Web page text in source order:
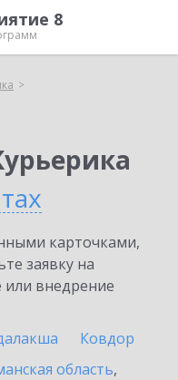
8
карточками,
заявку на
внедрение
Ковдор
область,